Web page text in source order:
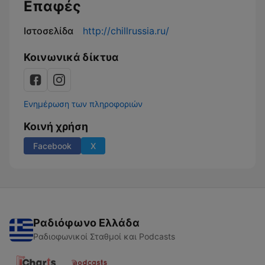
Επαφές
Ιστοσελίδα http://chillrussia.ru/
Κοινωνικά δίκτυα
Ενημέρωση των πληροφοριών
Κοινή χρήση
Facebook X
Ραδιόφωνο Ελλάδα
Ραδιοφωνικοί Σταθμοί και Podcasts